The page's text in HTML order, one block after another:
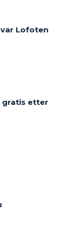
Lofoten
gratis etter